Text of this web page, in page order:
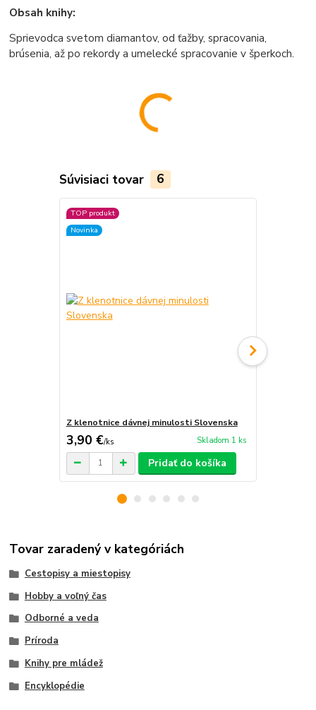
Obsah knihy:
Sprievodca svetom diamantov, od ťažby, spracovania,
brúsenia, až po rekordy a umelecké spracovanie v šperkoch.
Súvisiaci tovar 6
TOP produkt
Novinka
Z klenotnice dávnej minulosti Slovenska
3,90 €/ks Skladom 1 ks
Pridať do košíka
Tovar zaradený v kategóriách
Cestopisy a miestopisy
Hobby a voľný čas
Odborné a veda
Príroda
Knihy pre mládež
Encyklopédie